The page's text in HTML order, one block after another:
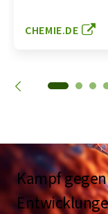
CHEMIE.DE
Kampf